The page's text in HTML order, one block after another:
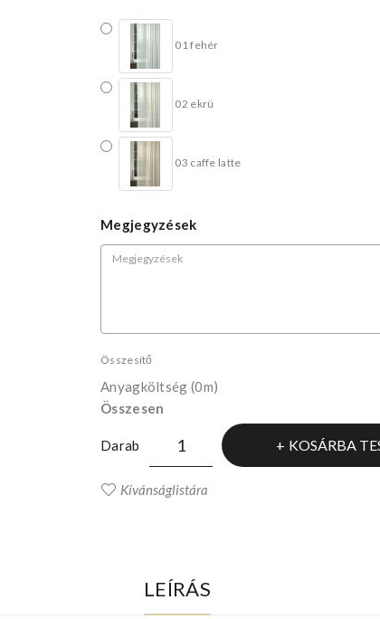
01 fehér
02 ekrü
03 caffe latte
Megjegyzések
Összesítő
Anyagköltség (0m)
Összesen
Darab KOSÁRBA
Kívánságlistára
LEÍRÁS